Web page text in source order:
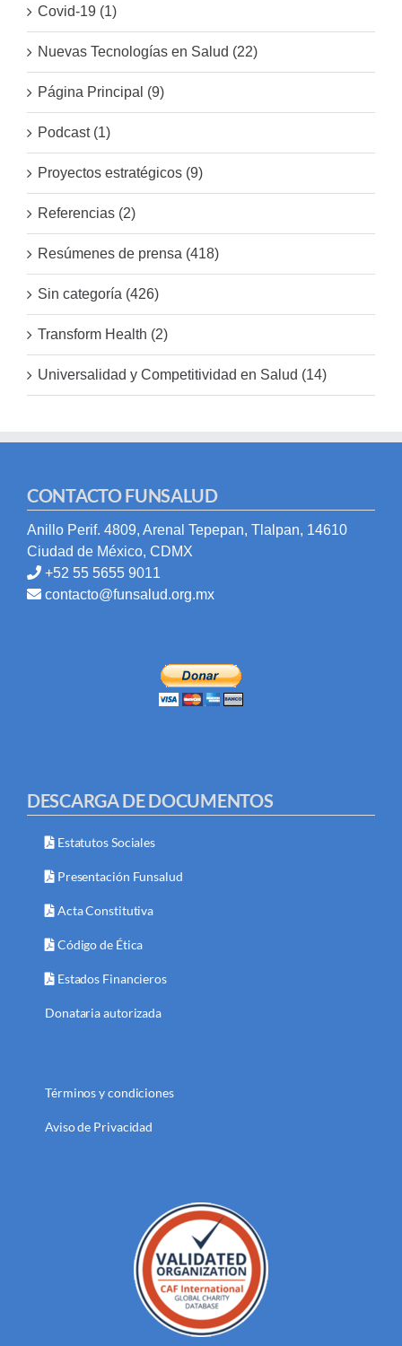
Covid-19 (1)
Nuevas Tecnologías en Salud (22)
Página Principal (9)
Podcast (1)
Proyectos estratégicos (9)
Referencias (2)
Resúmenes de prensa (418)
Sin categoría (426)
Transform Health (2)
Universalidad y Competitividad en Salud (14)
CONTACTO FUNSALUD
Anillo Perif. 4809, Arenal Tepepan, Tlalpan, 14610
Ciudad de México, CDMX
+52 55 5655 9011
contacto@funsalud.org.mx
DESCARGA DE DOCUMENTOS
Estatutos Sociales
Presentación Funsalud
Acta Constitutiva
Código de Ética
Estados Financieros
Donataria autorizada
Términos y condiciones
Aviso de Privacidad